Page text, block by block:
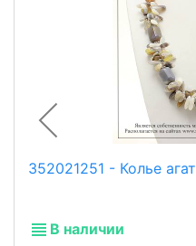
352021251 - Колье
В наличии